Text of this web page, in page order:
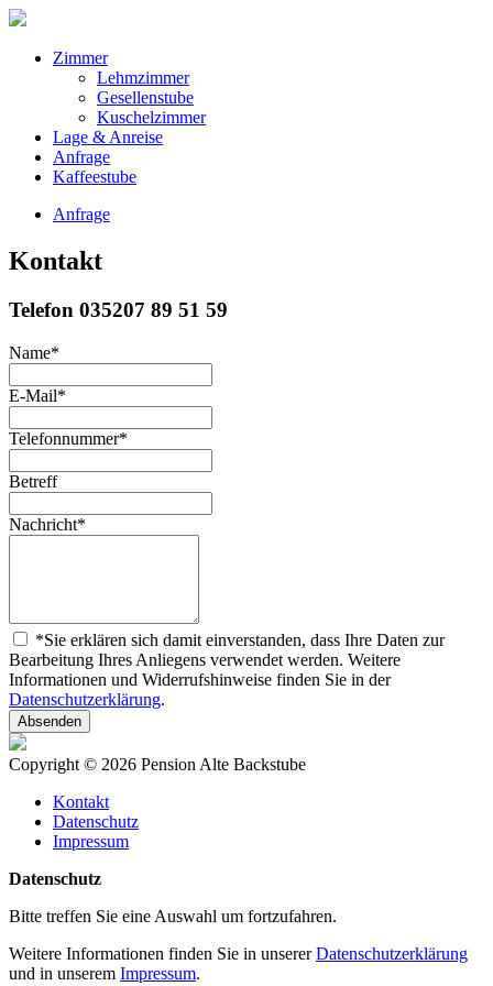
Zimmer
Lehmzimmer
Gesellenstube
Kuschelzimmer
Lage & Anreise
Anfrage
Kaffeestube
Anfrage
Kontakt
Telefon 035207 89 51 59
Name*
E-Mail*
Telefonnummer*
Betreff
Nachricht*
*Sie erklären sich damit einverstanden, dass Ihre Daten zur
Bearbeitung Ihres Anliegens verwendet werden. Weitere
Informationen und Widerrufshinweise finden Sie in der
Datenschutzerklärung.
Copyright © 2026 Pension Alte Backstube
Kontakt
Datenschutz
Impressum
Datenschutz
Bitte treffen Sie eine Auswahl um fortzufahren.
Weitere Informationen finden Sie in unsererDatenschutzerklärung
und in unserem Impressum.